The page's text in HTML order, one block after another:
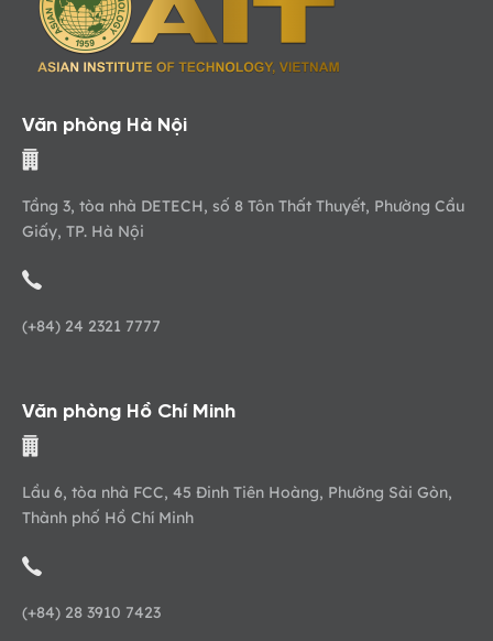
Văn phòng Hà Nội
Tầng 3, tòa nhà DETECH, số 8 Tôn Thất Thuyết, Phường Cầu
Giấy, TP. Hà Nội
(+84) 24 2321 7777
Văn phòng Hồ Chí Minh
Lầu 6, tòa nhà FCC, 45 Đinh Tiên Hoàng, Phường Sài Gòn,
Thành phố Hồ Chí Minh
(+84) 28 3910 7423